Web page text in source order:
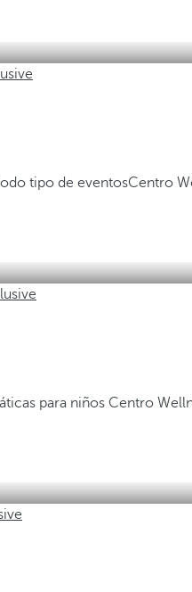
tipo de eventosCentro
para niños Centro